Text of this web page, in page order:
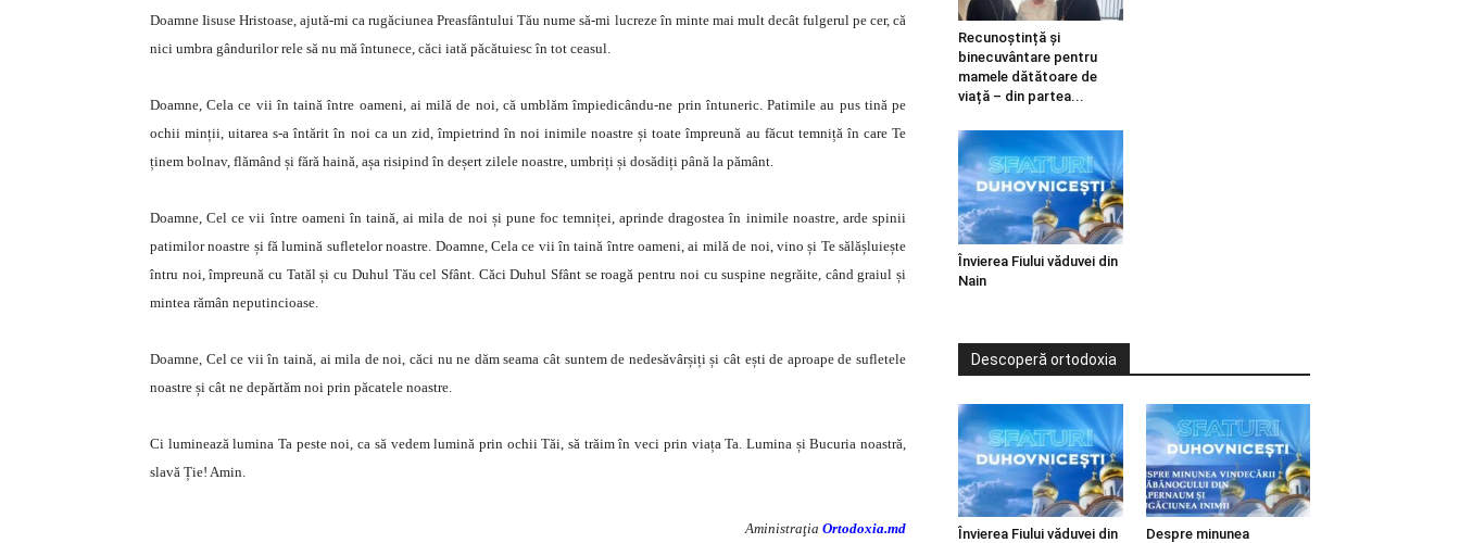
Doamne Iisuse Hristoase, ajută-mi ca rugăciunea Preasfântului Tău nume să-mi lucreze în minte mai mult decât fulgerul pe cer, că
nici umbra gândurilor rele să nu mă întunece, căci iată păcătuiesc în tot ceasul.
Doamne, Cela ce vii în taină între oameni, ai milă de noi, că umblăm împiedicându-ne prin întuneric. Patimile au pus tină pe
ochii minții, uitarea s-a întărit în noi ca un zid, împietrind în noi inimile noastre și toate împreună au făcut temniță în care Te
ținem bolnav, flămând și fără haină, așa risipind în deșert zilele noastre, umbriți și dosădiți până la pământ.
Doamne, Cel ce vii între oameni în taină, ai mila de noi și pune foc temniței, aprinde dragostea în inimile noastre, arde spinii
patimilor noastre și fă lumină sufletelor noastre. Doamne, Cela ce vii în taină între oameni, ai milă de noi, vino și Te sălășluiește
întru noi, împreună cu Tatăl și cu Duhul Tău cel Sfânt. Căci Duhul Sfânt se roagă pentru noi cu suspine negrăite, când graiul și
mintea rămân neputincioase.
Doamne, Cel ce vii în taină, ai mila de noi, căci nu ne dăm seama cât suntem de nedesăvârșiți și cât ești de aproape de sufletele
noastre și cât ne depărtăm noi prin păcatele noastre.
Ci luminează lumina Ta peste noi, ca să vedem lumină prin ochii Tăi, să trăim în veci prin viața Ta. Lumina și Bucuria noastră,
slavă Ție! Amin.
Aministraţia Ortodoxia.md
Recunoștință și
binecuvântare pentru
mamele dătătoare de
viață – din partea...
Învierea Fiului văduvei din
Nain
Descoperă ortodoxia
Învierea Fiului văduvei din
Despre minunea